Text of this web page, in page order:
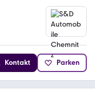
Kontakt Parken